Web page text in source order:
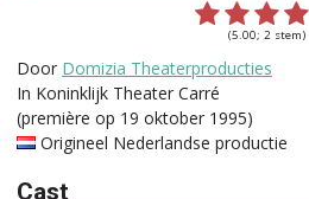
(5.00; 2 stem)
Door Domizia Theaterproducties
In Koninklijk Theater Carré
(première op 19 oktober 1995)
Origineel Nederlandse productie
Cast